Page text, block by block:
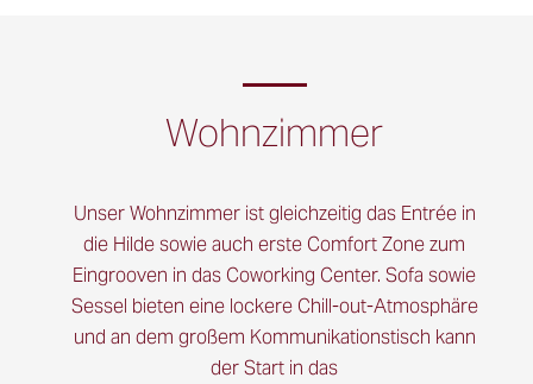
Wohnzimmer
Unser Wohnzimmer ist gleichzeitig das Entrée in
die Hilde sowie auch erste Comfort Zone zum
Eingrooven in das Coworking Center. Sofa sowie
Sessel bieten eine lockere Chill-out-Atmosphäre
und an dem großem Kommunikationstisch kann
der Start in das